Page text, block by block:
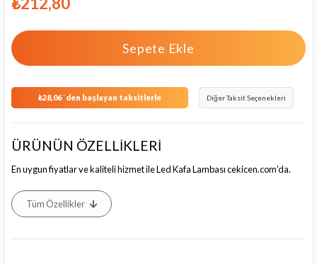
₺28,06`den başlayan taksitlerle Diğer Taksit Seçenekleri
ÜRÜNÜN ÖZELLİKLERİ
En uygun fiyatlar ve kaliteli hizmet ile Led Kafa Lambası cekicen.com'da.
Tüm Özellikler